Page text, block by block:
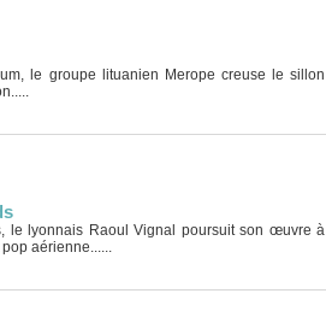
le groupe lituanien Merope creuse le sillon
le lyonnais Raoul Vignal poursuit son œuvre à
aérienne......